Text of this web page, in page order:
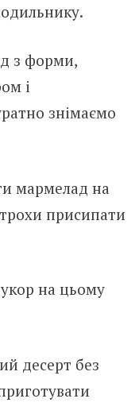
з форми,
і
знімаємо
мармелад на
присипати
на цьому
десерт без